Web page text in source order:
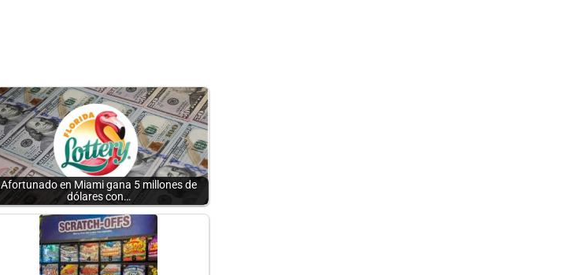
Afortunado en Miami gana 5 millones de
dólares con…